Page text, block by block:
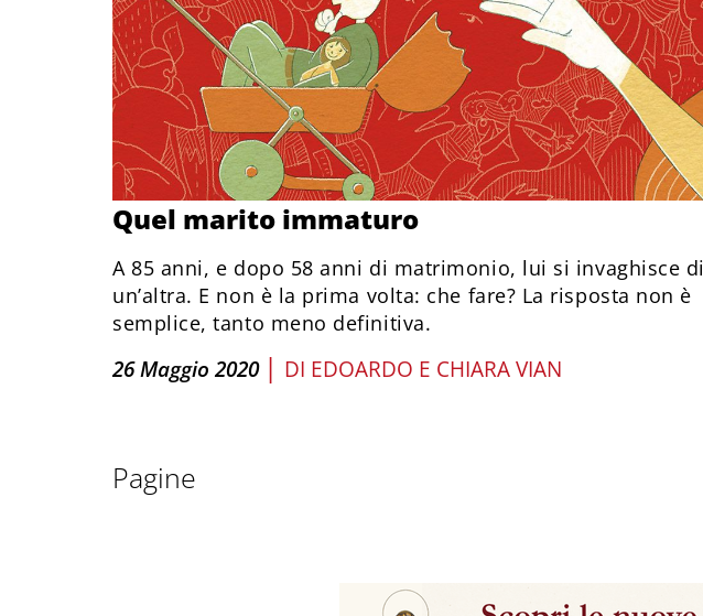
Quel marito immaturo
A 85 anni, e dopo 58 anni di matrimonio, lui si invaghisce di
un’altra. E non è la prima volta: che fare? La risposta non è
semplice, tanto meno definitiva.
26 Maggio 2020 | DI EDOARDO E CHIARA VIAN
Pagine